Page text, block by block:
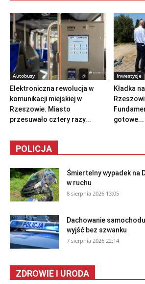
Autobusy
Elektroniczna rewolucja w
komunikacji miejskiej w
Rzeszowie. Miasto
przesuwało cztery razy...
Inwestycje
Kładka
gotowe...
POLICJA
Śmiertelny wypadek na
w ruchu
8 sierpnia 2026 13:05
Dachowanie
wyjść bez szwanku
7 sierpnia 2026 22:14
ZDROWIE I URODA